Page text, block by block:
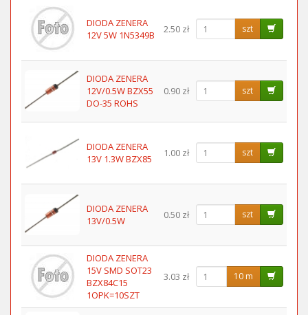
DIODA ZENERA
12V 5W 1N5349B
2.50 zł szt
DIODA ZENERA
12V/0.5W BZX55
DO-35 ROHS
0.90 zł szt
DIODA ZENERA
13V 1.3W BZX85
1.00 zł szt
DIODA ZENERA
13V/0.5W
0.50 zł szt
DIODA ZENERA
15V SMD SOT23
BZX84C15
1OPK=10SZT
3.03 zł 10 m